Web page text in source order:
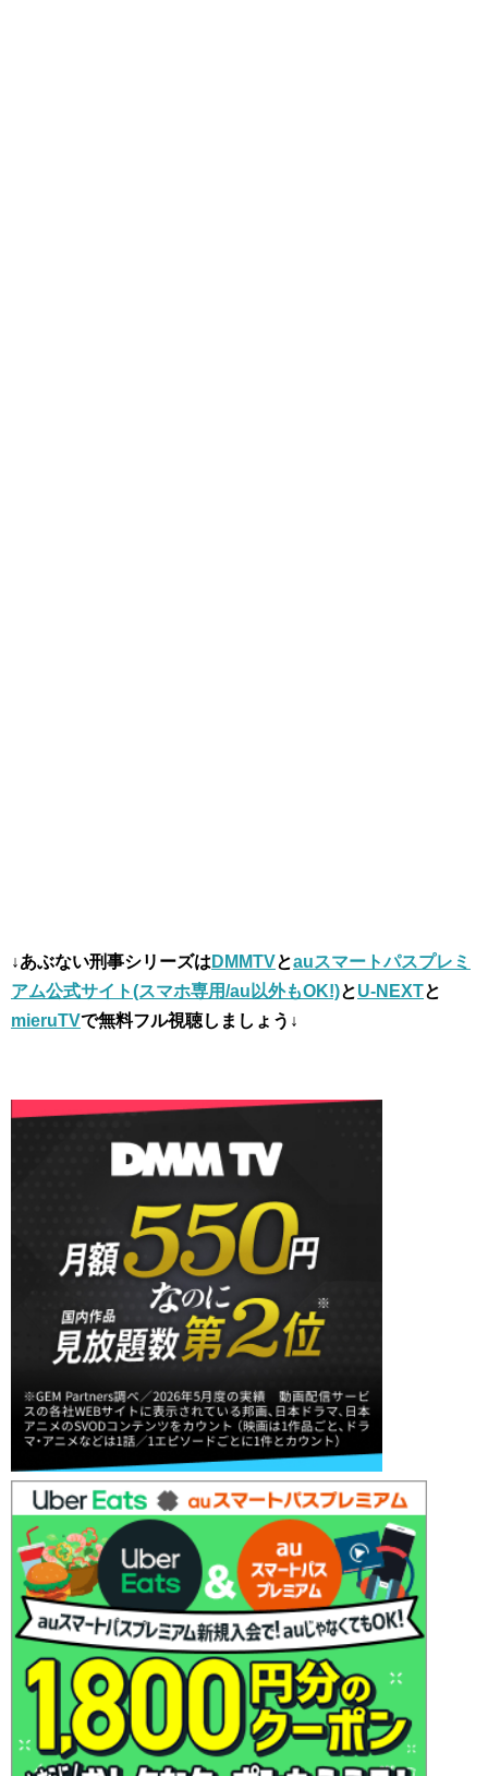
↓あぶない刑事シリーズは DMMTVとauスマートパスプレミ
アム公式サイト(スマホ専用/au以外もOK!)とU-NEXTと
mieruTVで無料フル視聴しましょう↓